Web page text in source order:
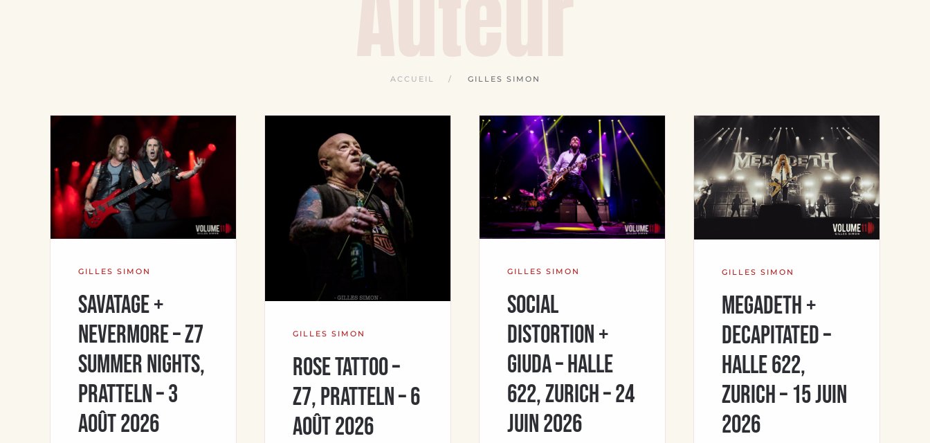
ACCUEIL GILLES SIMON
GILLES SIMON
Savatage +
Nevermore – Z7
Summer Nights,
Pratteln – 3
août 2026
GILLES SIMON
Rose Tattoo –
Z7, Pratteln – 6
août 2026
GILLES SIMON
Social
Distortion +
Giuda – Halle
622, Zurich – 24
juin 2026
GILLES SIMON
Megadeth +
Decapitated –
Halle 622,
Zurich – 15 juin
2026